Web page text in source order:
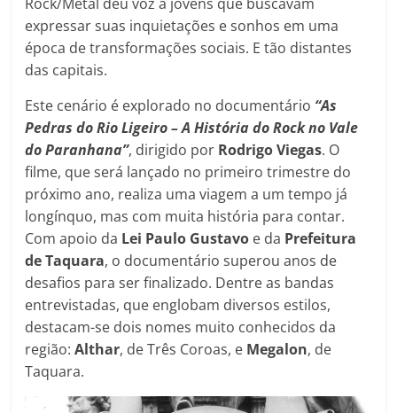
expressar suas inquietações e sonhos em uma
época de transformações sociais. E tão distantes
das capitais.
Este cenário é explorado no documentário “As
Pedras do Rio Ligeiro – A História do Rock no Vale
do Paranhana”, dirigido por Rodrigo Viegas. O
filme, que será lançado no primeiro trimestre do
próximo ano, realiza uma viagem a um tempo já
longínquo, mas com muita história para contar.
Com apoio da Lei Paulo Gustavo e da Prefeitura
de Taquara, o documentário superou anos de
desafios para ser finalizado. Dentre as bandas
entrevistadas, que englobam diversos estilos,
destacam-se dois nomes muito conhecidos da
região:Althar, de Três Coroas, e Megalon, de
Taquara.